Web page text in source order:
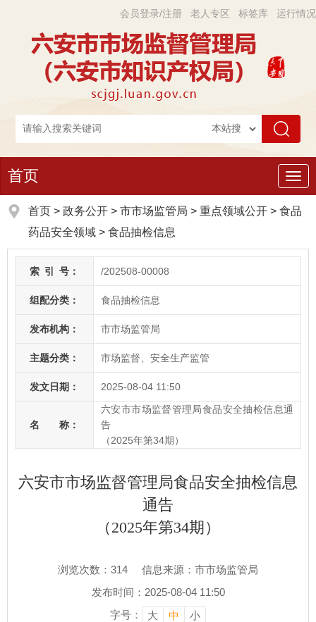
会员登录/注册 老人专区 标签库 运行情况
导
航
首页
首页 > 政务公开 > 市市场监管局 > 重点领域公开 > 食品
药品安全领域 > 食品抽检信息
索 引 号： /202508-00008
组配分类： 食品抽检信息
发布机构： 市市场监管局
主题分类： 市场监督、安全生产监管
发文日期： 2025-08-04 11:50
名 称：
六安市市场监督管理局食品安全抽检信息通
告
（2025年第34期）
六安市市场监督管理局食品安全抽检信息
通告
（2025年第34期）
浏览次数： 314
信息来源：市市场监管局
发布时间：2025-08-04 11:50
字号：
大 中 小